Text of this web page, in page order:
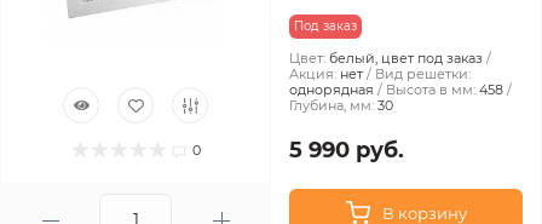
0
Под заказ
Цвет: белый, цвет под заказ
Акция: нет
Вид решетки:
однорядная
Высота в мм: 458
Глубина, мм: 30
5 990 руб.
В корзину